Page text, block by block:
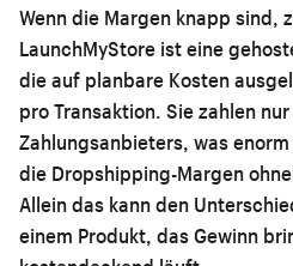
Wenn die Margen knapp sind,
LaunchMyStore ist eine
die auf planbare Kosten
pro Transaktion. Sie zahlen
Zahlungsanbieters, was
die Dropshipping-Margen
Allein das kann den
einem Produkt, das Gewinn